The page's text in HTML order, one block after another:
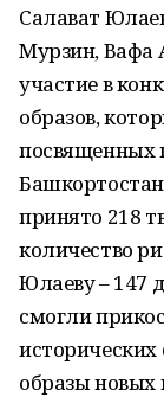
Салават
Мурзин, Вафа
участие в
образов,
посвященных
Башкортостан
принято 218
количество
Юлаеву – 147
смогли
исторических
образы новых